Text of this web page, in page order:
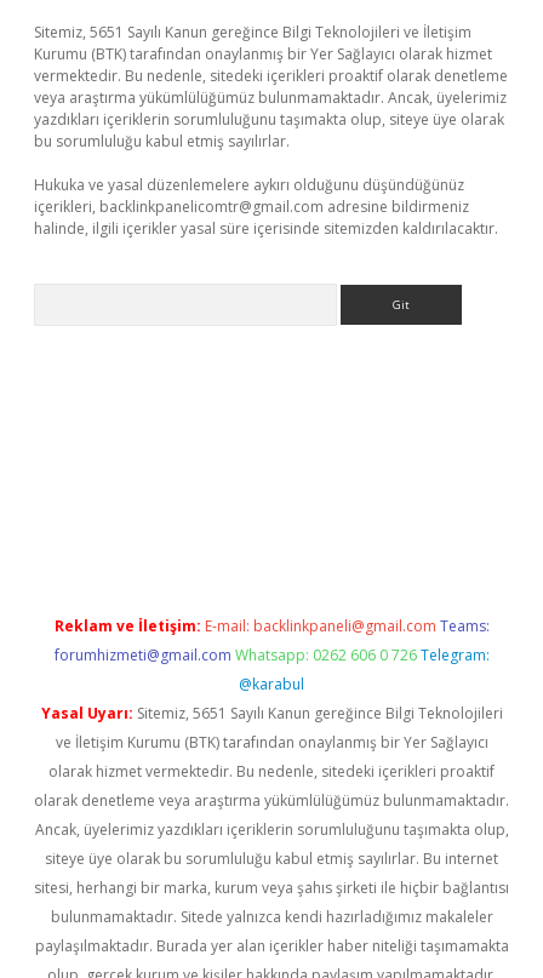
Sitemiz, 5651 Sayılı Kanun gereğince Bilgi Teknolojileri ve İletişim
Kurumu (BTK) tarafından onaylanmış bir Yer Sağlayıcı olarak hizmet
vermektedir. Bu nedenle, sitedeki içerikleri proaktif olarak denetleme
veya araştırma yükümlülüğümüz bulunmamaktadır. Ancak, üyelerimiz
yazdıkları içeriklerin sorumluluğunu taşımakta olup, siteye üye olarak
bu sorumluluğu kabul etmiş sayılırlar.
Hukuka ve yasal düzenlemelere aykırı olduğunu düşündüğünüz
içerikleri, backlinkpanelicomtr@gmail.com adresine bildirmeniz
halinde, ilgili içerikler yasal süre içerisinde sitemizden kaldırılacaktır.
Reklam ve İletişim: E-mail: backlinkpaneli@gmail.com Teams:
forumhizmeti@gmail.com Whatsapp: 0262 606 0 726 Telegram:
@karabul
Yasal Uyarı: Sitemiz, 5651 Sayılı Kanun gereğince Bilgi Teknolojileri
ve İletişim Kurumu (BTK) tarafından onaylanmış bir Yer Sağlayıcı
olarak hizmet vermektedir. Bu nedenle, sitedeki içerikleri proaktif
olarak denetleme veya araştırma yükümlülüğümüz bulunmamaktadır.
Ancak, üyelerimiz yazdıkları içeriklerin sorumluluğunu taşımakta olup,
siteye üye olarak bu sorumluluğu kabul etmiş sayılırlar. Bu internet
sitesi, herhangi bir marka, kurum veya şahıs şirketi ile hiçbir bağlantısı
bulunmamaktadır. Sitede yalnızca kendi hazırladığımız makaleler
paylaşılmaktadır. Burada yer alan içerikler haber niteliği taşımamakta